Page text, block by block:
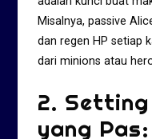
Misalnya, passive
dan regen HP setiap
dari minions atau
2.
yang Pas: